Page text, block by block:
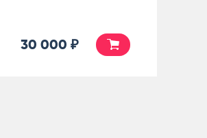
30 000 ₽